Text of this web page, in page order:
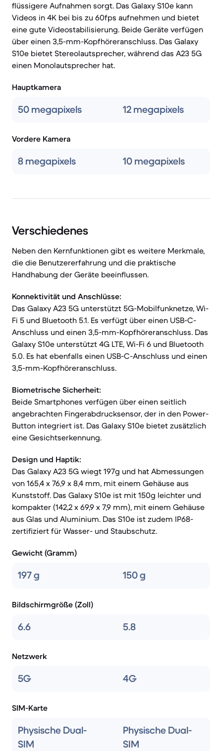
flüssigere Aufnahmen sorgt. Das Galaxy S10e kann
Videos in 4K bei bis zu 60fps aufnehmen und bietet
eine gute Videostabilisierung. Beide Geräte verfügen
über einen 3,5-mm-Kopfhöreranschluss. Das Galaxy
S10e bietet Stereolautsprecher, während das A23 5G
einen Monolautsprecher hat.
Hauptkamera
50 megapixels 12 megapixels
Vordere Kamera
8 megapixels 10 megapixels
Verschiedenes
Neben den Kernfunktionen gibt es weitere Merkmale,
die die Benutzererfahrung und die praktische
Handhabung der Geräte beeinflussen.
Konnektivität und Anschlüsse:
Das Galaxy A23 5G unterstützt 5G-Mobilfunknetze, Wi-
Fi 5 und Bluetooth 5.1. Es verfügt über einen USB-C-
Anschluss und einen 3,5-mm-Kopfhöreranschluss. Das
Galaxy S10e unterstützt 4G LTE, Wi-Fi 6 und Bluetooth
5.0. Es hat ebenfalls einen USB-C-Anschluss und einen
3,5-mm-Kopfhöreranschluss.
Biometrische Sicherheit:
Beide Smartphones verfügen über einen seitlich
angebrachten Fingerabdrucksensor, der in den Power-
Button integriert ist. Das Galaxy S10e bietet zusätzlich
eine Gesichtserkennung.
Design und Haptik:
Das Galaxy A23 5G wiegt 197g und hat Abmessungen
von 165,4 x 76,9 x 8,4 mm, mit einem Gehäuse aus
Kunststoff. Das Galaxy S10e ist mit 150g leichter und
kompakter (142,2 x 69,9 x 7,9 mm), mit einem Gehäuse
aus Glas und Aluminium. Das S10e ist zudem IP68-
zertifiziert für Wasser- und Staubschutz.
Gewicht (Gramm)
197 g 150 g
Bildschirmgröße (Zoll)
6.6 5.8
Netzwerk
5G 4G
SIM-Karte
Physische Dual-
SIM
Physische Dual-
SIM